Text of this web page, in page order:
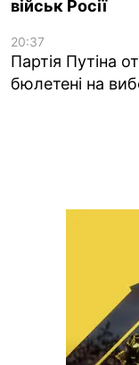
військ Росії
20:37
Партія Путіна
бюлетені на